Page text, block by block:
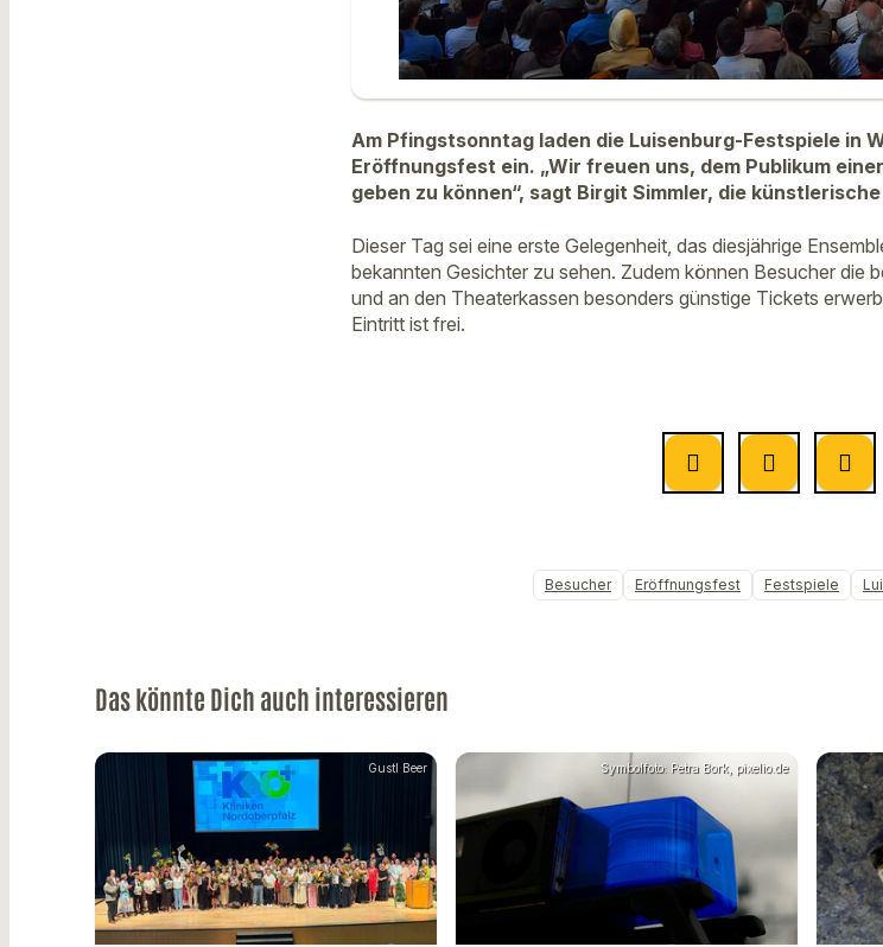
Am Pfingstsonntag laden die Luisenburg-Festspiele in
Eröffnungsfest ein. „Wir freuen uns, dem Publikum
geben zu können“, sagt Birgit Simmler, die
Dieser Tag sei eine erste Gelegenheit, das diesjährige
bekannten Gesichter zu sehen. Zudem können Besucher die
und an den Theaterkassen besonders günstige Tickets
Eintritt ist frei.
Besucher Eröffnungsfest Festspiele
Das könnte Dich auch interessieren
Gustl Beer Symbolfoto: Petra Bork, pixelio.de